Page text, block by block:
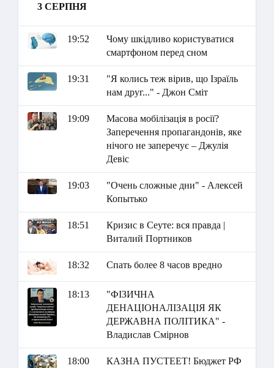
3 СЕРПНЯ
19:52
Чому шкідливо користуватися
смартфоном перед сном
19:31
"Я колись теж вірив, що Ізраїль
нам друг..." - Джон Сміт
19:09
Масова мобілізація в росії?
Заперечення пропагандонів, яке
нічого не заперечує – Джулія
Девіс
19:03
"Очень сложные дни" - Алексей
Копытько
18:51
Кризис в Сеуте: вся правда |
Виталий Портников
18:32 Спать более 8 часов вредно
18:13
"ФІЗИЧНА
ДЕНАЦІОНАЛІЗАЦІЯ ЯК
ДЕРЖАВНА ПОЛІТИКА" -
Владислав Смірнов
18:00
КАЗНА ПУСТЕЕТ! Бюджет РФ